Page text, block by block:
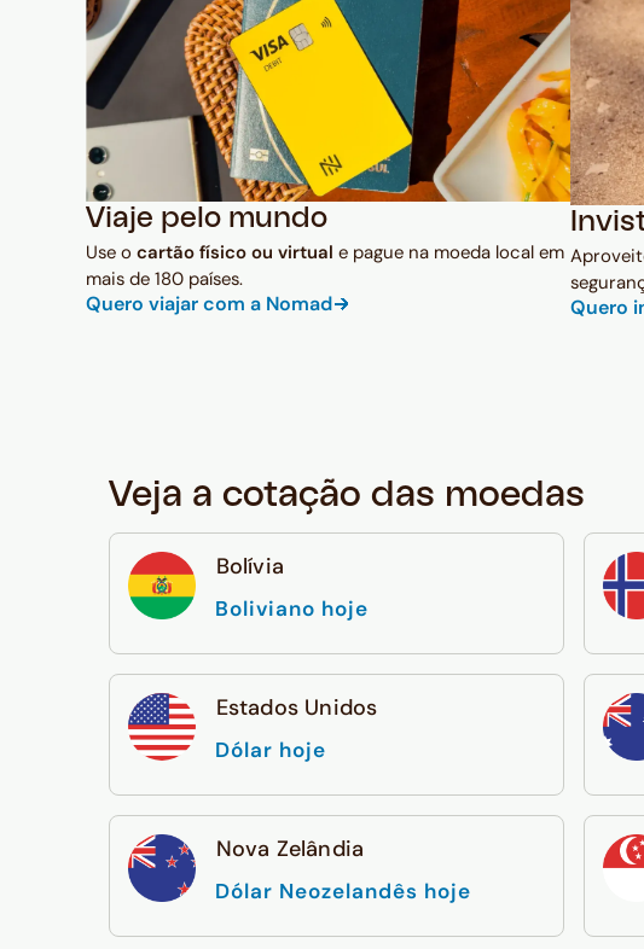
Viaje pelo mundo
Use o cartão físico ou virtual e pague na moeda local em
mais de 180 países.
Quero viajar com a Nomad Quero
Veja a cotação das moedas
Bolívia
Boliviano hoje
Estados Unidos
Dólar hoje
Nova Zelândia
Dólar Neozelandês hoje